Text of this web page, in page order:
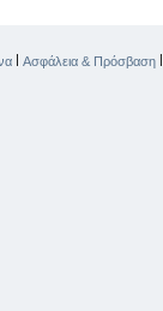
| Ασφάλεια & Πρόσβαση